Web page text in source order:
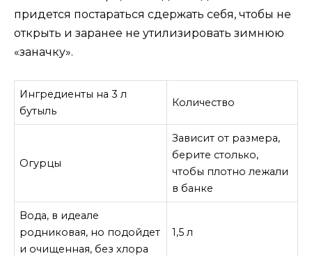
придется постараться сдержать себя, чтобы не
открыть и заранее не утилизировать зимнюю
«заначку».
Ингредиенты на 3 л
бутыль
Количество
Огурцы
Зависит от размера,
берите столько,
чтобы плотно лежали
в банке
Вода, в идеале
родниковая, но подойдет
и очищенная, без хлора
1,5 л